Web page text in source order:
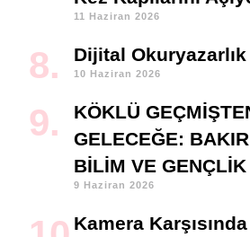
11 Haziran 2026
Dijital
10 Haziran 2026
KÖKLÜ
GELECEĞE:
BİLİM VE
9 Haziran 2026
Kamera